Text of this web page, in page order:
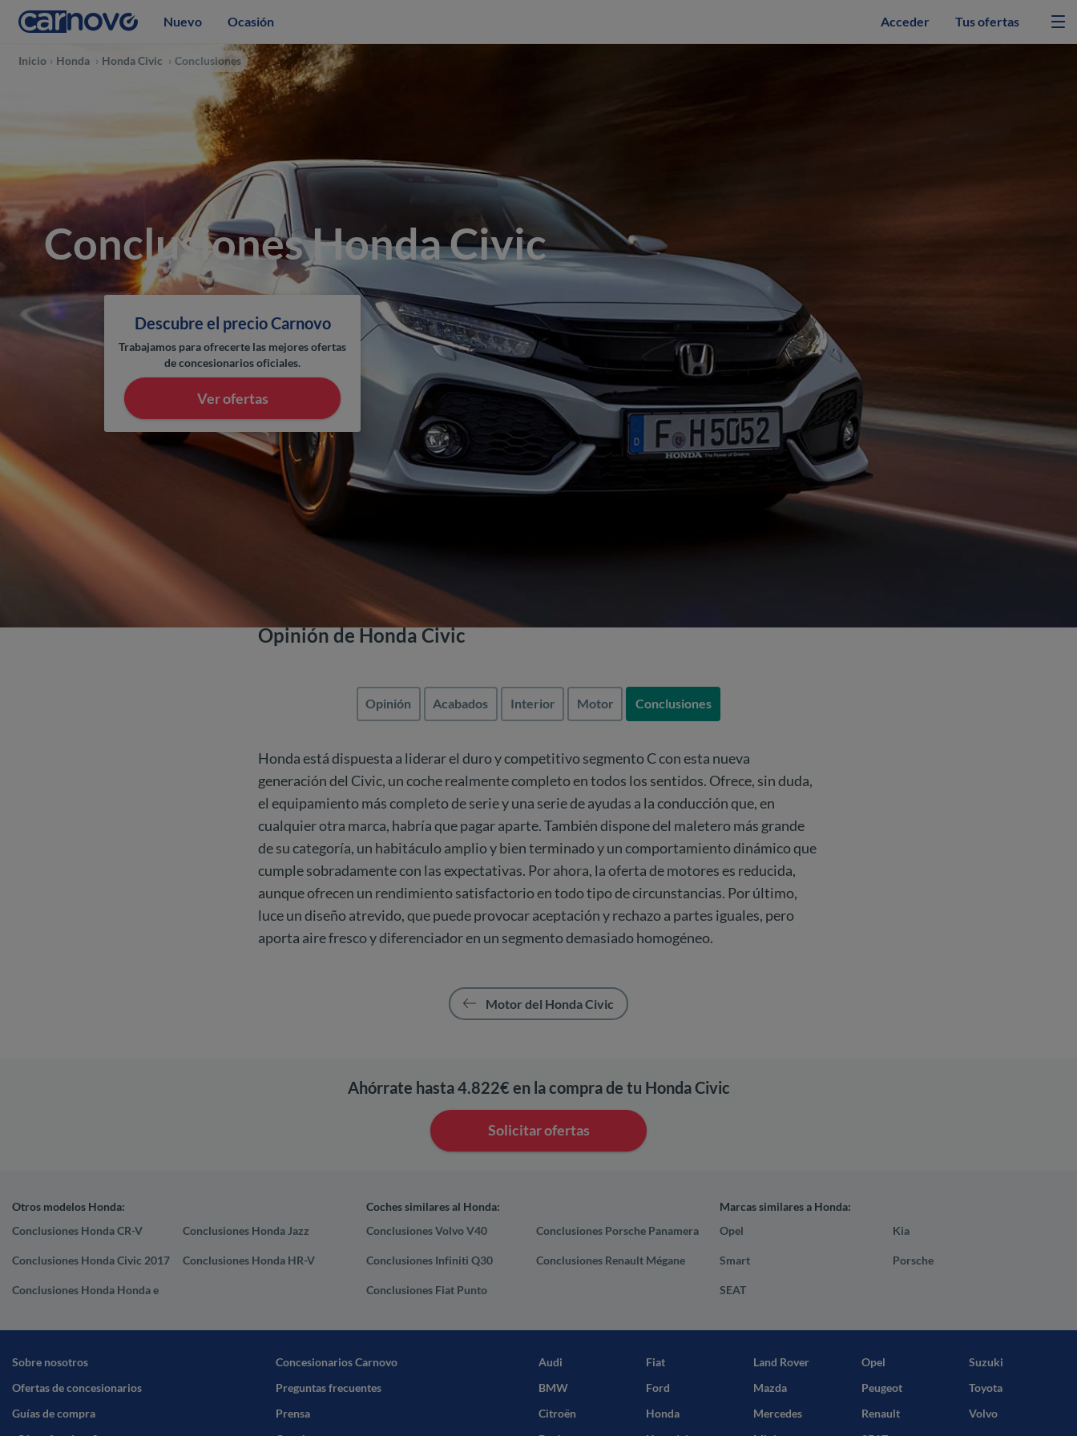
Nuevo Ocasión Acceder Tus ofertas
Inicio Honda Honda Civic Conclusiones
Conclusiones Honda Civic
Descubre el precio Carnovo
Trabajamos para ofrecerte las mejores ofertas
de concesionarios oficiales.
Ver ofertas
Opinión de Honda Civic
Opinión Acabados Interior Motor Conclusiones
Honda está dispuesta a liderar el duro y competitivo segmento C con esta nueva
generación del Civic, un coche realmente completo en todos los sentidos. Ofrece, sin duda,
el equipamiento más completo de serie y una serie de ayudas a la conducción que, en
cualquier otra marca, habría que pagar aparte. También dispone del maletero más grande
de su categoría, un habitáculo amplio y bien terminado y un comportamiento dinámico que
cumple sobradamente con las expectativas. Por ahora, la oferta de motores es reducida,
aunque ofrecen un rendimiento satisfactorio en todo tipo de circunstancias. Por último,
luce un diseño atrevido, que puede provocar aceptación y rechazo a partes iguales, pero
aporta aire fresco y diferenciador en un segmento demasiado homogéneo.
Motor del Honda Civic
Ahórrate hasta 4.822€ en la compra de tu Honda Civic
Solicitar ofertas
Otros modelos Honda:
Conclusiones Honda CR-V
Conclusiones Honda Jazz
Conclusiones Honda Civic 2017 Conclusiones Honda HR-V
Conclusiones Honda Honda e
Coches similares al Honda:
Conclusiones Volvo V40
Conclusiones Porsche Panamera
Conclusiones Infiniti Q30 Conclusiones Renault Mégane
Conclusiones Fiat Punto
Marcas similares a Honda:
Opel
Kia
Smart Porsche
SEAT
Sobre nosotros
Ofertas de concesionarios
Guías de compra
Concesionarios Carnovo
Preguntas frecuentes
Prensa
Audi
BMW
Citroën
Fiat
Ford
Honda
Land Rover
Mazda
Mercedes
Opel
Peugeot
Renault
Suzuki
Toyota
Volvo